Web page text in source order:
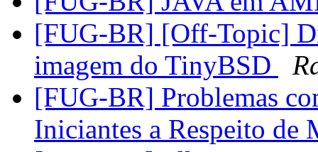
[FUG-BR] [Off-Topic]
imagem do TinyBSD
[FUG-BR] Problemas
Iniciantes a Respeito de